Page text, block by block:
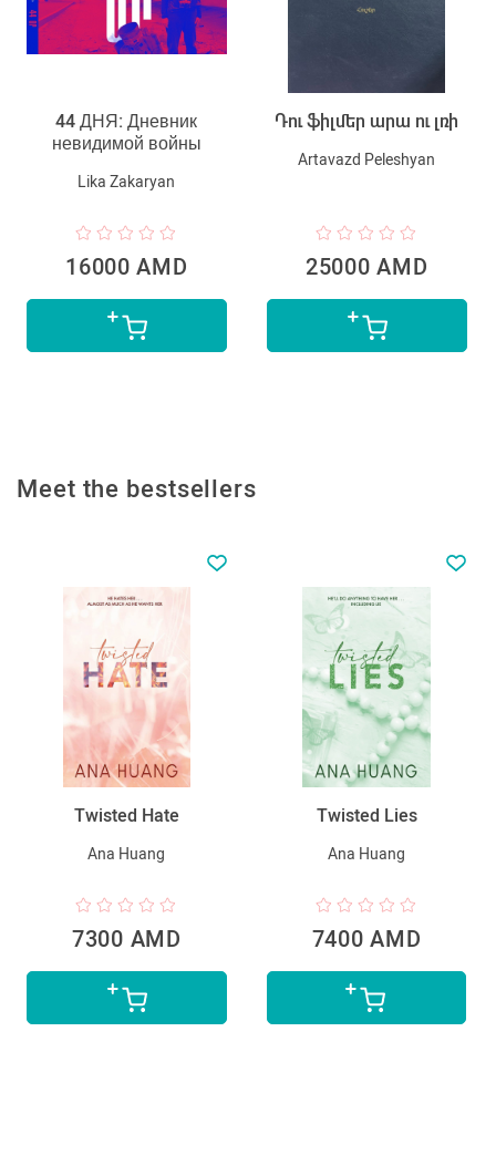
44 ДНЯ: Дневник
невидимой войны
Lika Zakaryan
16000 AMD
Դու ֆիլմեր արա ու լռի
Artavazd Peleshyan
25000 AMD
Meet the bestsellers
Twisted Hate
Ana Huang
7300 AMD
Twisted Lies
Ana Huang
7400 AMD